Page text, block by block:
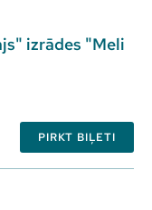
izrādes "Meli
PIRKT BIĻETI